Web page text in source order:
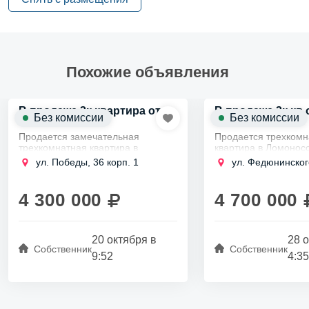
Похожие объявления
В продаже 3к квартира от
собственника
Продается замечательная
трехкомнатная квартира в
живописном городе Ломоносов,
всего в получасе езды от Санкт-
Площадь квартиры составляет...
ул. Победы, 36 корп. 1
4 300 000
Собственник
20 октября в
9:52
Без комиссии
В продаже 3к кв
собственника
Продается
квартира в
площадью 60,1 кв.
этаже
природа создают
ул.
4 700 000
Собственник
28
4:35
Без комиссии